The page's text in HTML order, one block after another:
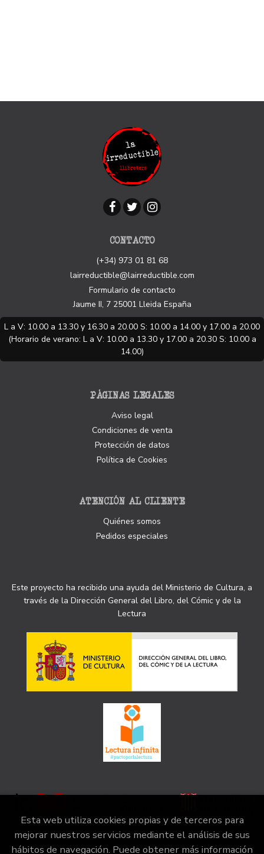
CONTACTO
(+34) 973 01 81 68
lairreductible@lairreductible.com
Formulario de contacto
Jaume II, 7 25001 Lleida España
L a V: 10.00 a 13.30 y 16.30 a 20.00 S: 10.00 a 14.00 y 17.00 a 20.00
(Horario de verano: L a V: 10.00 a 13.30 y 17.00 a 20.30 S: 10.00 a
14.00)
PÁGINAS LEGALES
Aviso legal
Condiciones de venta
Protección de datos
Política de Cookies
ATENCIÓN AL CLIENTE
Quiénes somos
Pedidos especiales
Este proyecto ha recibido una ayuda del Ministerio de Cultura, a
través de la Dirección General del Libro, del Cómic y de la
Lectura
Esta web utiliza cookies propias y de terceros para
mejorar nuestros servicios mediante el análisis de sus
hábitos de navegación. Puede obtener más información